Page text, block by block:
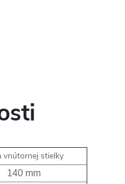
vnútornej stielky
140 mm